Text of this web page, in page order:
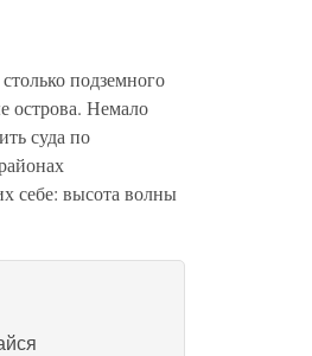
подземного
острова. Немало
суда по
себе: высота волны